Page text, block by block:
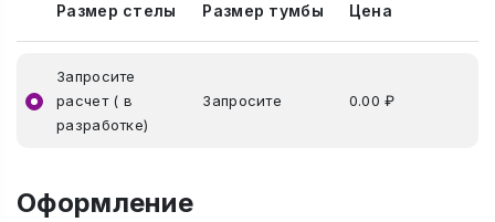
Размер стелы Размер тумбы Цена
Запросите
расчет ( в
разработке)
Запросите 0.00 ₽
Оформление